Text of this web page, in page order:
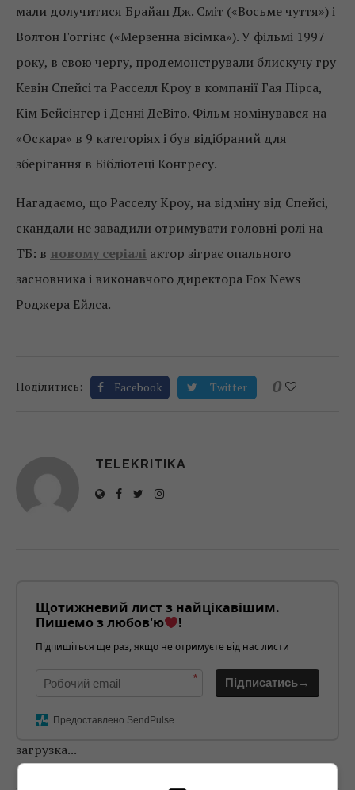
мали долучитися Брайан Дж. Сміт («Восьме чуття») і
Волтон Гоггінс («Мерзенна вісімка»). У фільмі 1997
року, в свою чергу, продемонстрували блискучу гру
Кевін Спейсі та Расселл Кроу в компанії Гая Пірса,
Кім Бейсінгер і Денні ДеВіто. Фільм номінувався на
«Оскара» в 9 категоріях і був відібраний для
зберігання в Бібліотеці Конгресу.
Нагадаємо, що Расселу Кроу, на відміну від Спейсі,
скандали не завадили отримувати головні ролі на
ТБ: в новому серіалі актор зіграє опального
засновника і виконавчого директора Fox News
Роджера Ейлса.
Поділитись: Facebook Twitter 0
TELEKRITIKA
Щотижневий лист з найцікавішим.
Пишемо з любов'ю
!
Підпишіться ще раз, якщо не отримуєте від нас листи
* Підписатись→
Предоставлено SendPulse
загрузка...